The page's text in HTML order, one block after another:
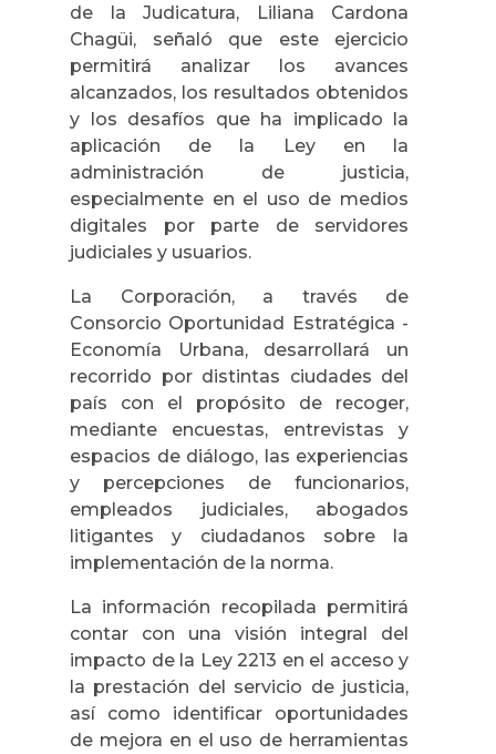
de la Judicatura, Liliana Cardona
Chagüi, señaló que este ejercicio
permitirá analizar los avances
alcanzados, los resultados obtenidos
y los desafíos que ha implicado la
aplicación de la Ley en la
administración de justicia,
especialmente en el uso de medios
digitales por parte de servidores
judiciales y usuarios.
La Corporación, a través de
Consorcio Oportunidad Estratégica -
Economía Urbana, desarrollará un
recorrido por distintas ciudades del
país con el propósito de recoger,
mediante encuestas, entrevistas y
espacios de diálogo, las experiencias
y percepciones de funcionarios,
empleados judiciales, abogados
litigantes y ciudadanos sobre la
implementación de la norma.
La información recopilada permitirá
contar con una visión integral del
impacto de la Ley 2213 en el acceso y
la prestación del servicio de justicia,
así como identificar oportunidades
de mejora en el uso de herramientas